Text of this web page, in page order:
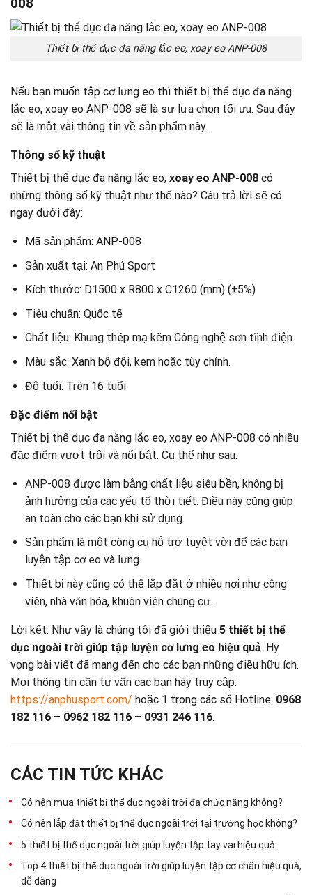
Thiết bị thể dục đa năng lắc eo, xoay eo ANP-008
Nếu bạn muốn tập cơ lưng eo thì thiết bị thể dục đa năng
lắc eo, xoay eo ANP-008 sẽ là sự lựa chọn tối ưu. Sau đây
sẽ là một vài thông tin về sản phẩm này.
Thông số kỹ thuật
Thiết bị thể dục đa năng lắc eo, xoay eo ANP-008 có
những thông số kỹ thuật như thế nào? Câu trả lời sẽ có
ngay dưới đây:
Mã sản phẩm: ANP-008
Sản xuất tại: An Phú Sport
Kích thước: D1500 x R800 x C1260 (mm) (±5%)
Tiêu chuẩn: Quốc tế
Chất liệu: Khung thép mạ kẽm Công nghệ sơn tĩnh điện.
Màu sắc: Xanh bộ đội, kem hoặc tùy chỉnh.
Độ tuổi: Trên 16 tuổi
Đặc điểm nổi bật
Thiết bị thể dục đa năng lắc eo, xoay eo ANP-008 có nhiều
đặc điểm vượt trội và nổi bật. Cụ thể như sau:
ANP-008 được làm bằng chất liệu siêu bền, không bị
ảnh hưởng của các yếu tố thời tiết. Điều này cũng giúp
an toàn cho các bạn khi sử dụng.
Sản phẩm là một công cụ hỗ trợ tuyệt vời để các bạn
luyện tập cơ eo và lưng.
Thiết bị này cũng có thể lặp đặt ở nhiều nơi như công
viên, nhà văn hóa, khuôn viên chung cư…
Lời kết: Như vậy là chúng tôi đã giới thiệu 5 thiết bị thể
dục ngoài trời giúp tập luyện cơ lưng eo hiệu quả. Hy
vọng bài viết đã mang đến cho các bạn những điều hữu ích.
Mọi thông tin cần tư vấn các bạn hãy truy cập:
https://anphusport.com/ hoặc 1 trong các số Hotline: 0968
182 116 – 0962 182 116 – 0931 246 116.
CÁC TIN TỨC KHÁC
Có nên mua thiết bị thể dục ngoài trời đa chức năng không?
Có nên lắp đặt thiết bị thể dục ngoài trời tại trường học không?
5 thiết bị thể dục ngoài trời giúp luyện tập tay vai hiệu quả
Top 4 thiết bị thể dục ngoài trời giúp luyện tập cơ chân hiệu quả,
dễ dàng